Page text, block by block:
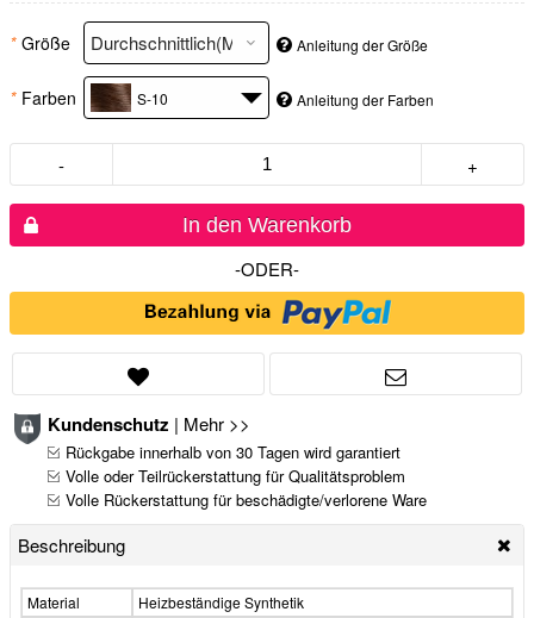
* Größe Anleitung der Größe
* Farben S-10 Anleitung der Farben
- +
In den Warenkorb
-ODER-
Kundenschutz | Mehr >>
Rückgabe innerhalb von 30 Tagen wird garantiert
Volle oder Teilrückerstattung für Qualitätsproblem
Volle Rückerstattung für beschädigte/verlorene Ware
Beschreibung
Material
Heizbeständige Synthetik